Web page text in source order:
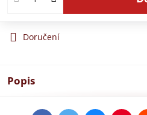
Doručení
Popis